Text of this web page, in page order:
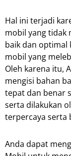
Hal ini terjadi
mobil yang tidak
baik dan optimal
mobil yang
Oleh karena itu,
mengisi bahan
tepat dan benar
serta dilakukan
terpercaya serta
Anda dapat